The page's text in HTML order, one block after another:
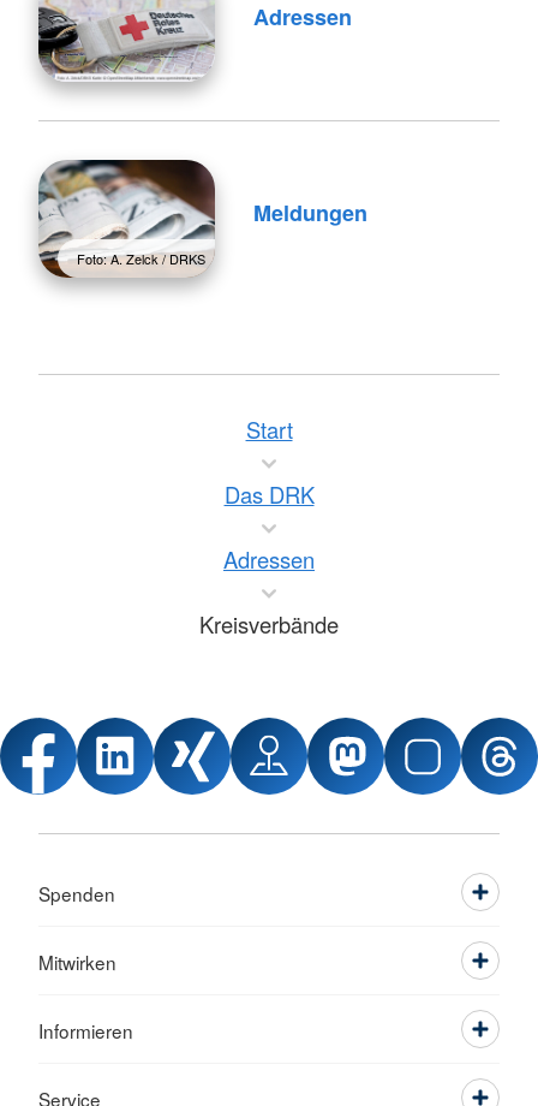
Adressen
Foto: A. Zelck / DRKS
Meldungen
Start
Das DRK
Adressen
Kreisverbände
Spenden
Mitwirken
Informieren
Service